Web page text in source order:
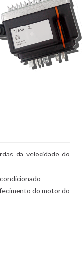
da velocidade do
do motor do